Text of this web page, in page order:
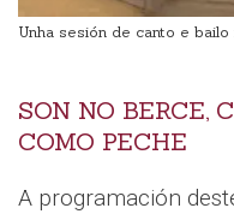
Unha sesión de canto e bailo
SON NO BERCE,
COMO PECHE
A programación